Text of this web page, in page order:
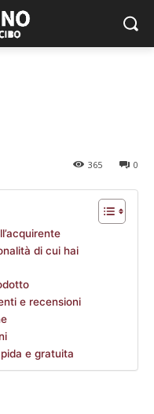
0
365
di cui hai
e recensioni
e gratuita